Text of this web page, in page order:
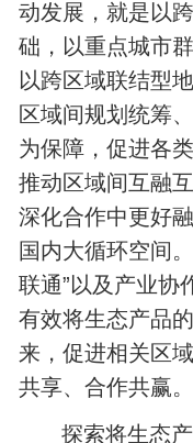
动发展，就是以
础，以重点城市
以跨区域联结型
区域间规划统筹
为保障，促进各
推动区域间互融
深化合作中更好
国内大循环空间
联通”以及产业协
有效将生态产品
来，促进相关区
共享、合作共赢。
探索将生态